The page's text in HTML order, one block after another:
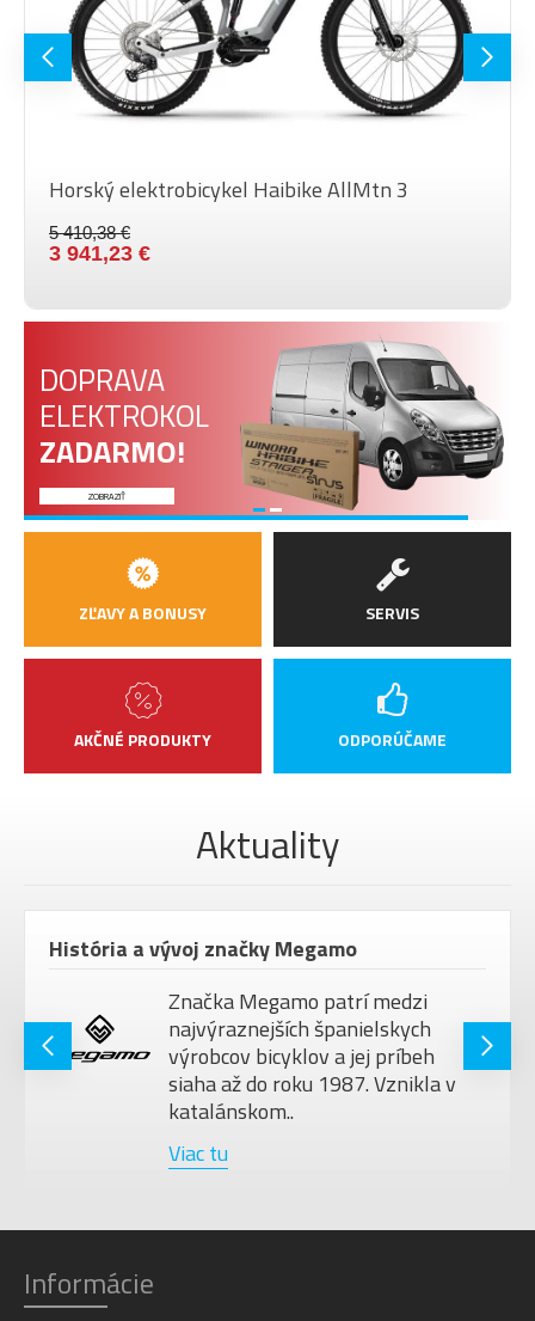
Barva
Black
Horský elektrobicykel Haibike AllMtn 3
5 410,38 €
3 941,23 €
DOPRAVA
ELEKTROKOL
ZADARMO!
ZOBRAZIŤ
ZĽAVY A BONUSY
AKČNÉ PRODUKTY
SERVIS
ODPORÚČAME
Aktuality
História a vývoj značky Megamo
Značka Megamo patrí medzi
najvýraznejších španielskych
výrobcov bicyklov a jej príbeh
siaha až do roku 1987. Vznikla v
katalánskom..
Viac tu
Informácie